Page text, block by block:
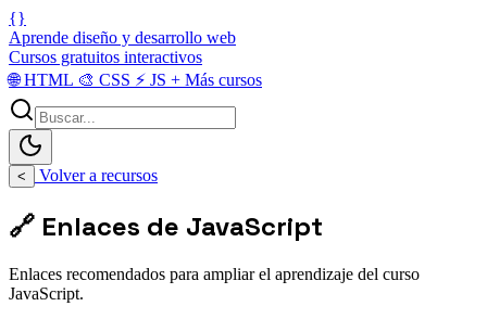
{}
Aprende diseño y desarrollo web
Cursos gratuitos interactivos
🌐HTML 🎨 CSS ⚡ JS + Más cursos
< Volver a recursos
🔗 Enlaces de JavaScript
Enlaces recomendados para ampliar el aprendizaje del curso
JavaScript.